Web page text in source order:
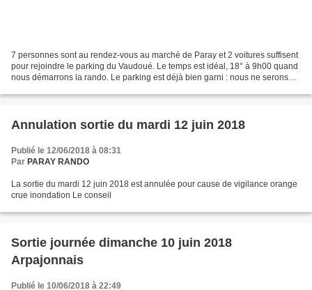
7 personnes sont au rendez-vous au marché de Paray et 2 voitures suffisent
pour rejoindre le parking du Vaudoué. Le temps est idéal, 18° à 9h00 quand
nous démarrons la rando. Le parking est déjà bien garni : nous ne serons
Annulation sortie du mardi 12 juin 2018
Publié le 12/06/2018 à 08:31
Par PARAY RANDO
La sortie du mardi 12 juin 2018 est annulée pour cause de vigilance orange
crue inondation Le conseil
Sortie journée dimanche 10 juin 2018
Arpajonnais
Publié le 10/06/2018 à 22:49